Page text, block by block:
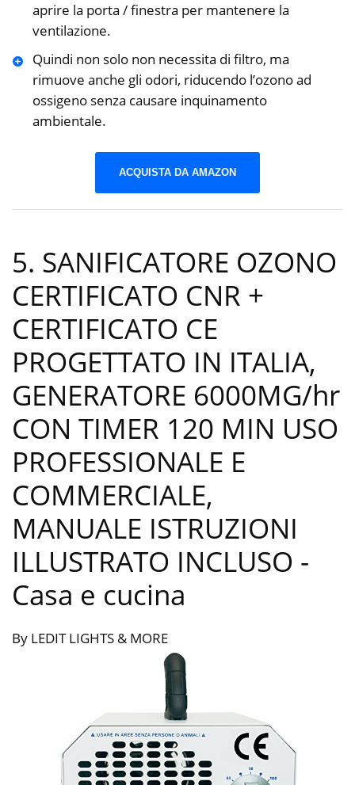
aprire la porta / finestra per mantenere la
ventilazione.
Quindi non solo non necessita di filtro, ma
rimuove anche gli odori, riducendo l’ozono ad
ossigeno senza causare inquinamento
ambientale.
ACQUISTA DA AMAZON
5. SANIFICATORE OZONO
CERTIFICATO CNR +
CERTIFICATO CE
PROGETTATO IN ITALIA,
GENERATORE 6000MG/hr
CON TIMER 120 MIN USO
PROFESSIONALE E
COMMERCIALE,
MANUALE ISTRUZIONI
ILLUSTRATO INCLUSO -
Casa e cucina
By LEDIT LIGHTS & MORE